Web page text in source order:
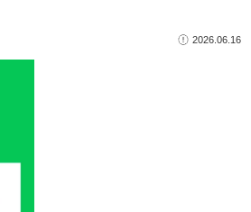
2026.06.16